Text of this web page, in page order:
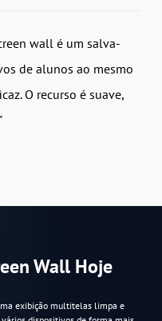
wall é um salva-
de alunos ao mesmo
O recurso é suave,
Wall Hoje
exibição multitelas limpa e